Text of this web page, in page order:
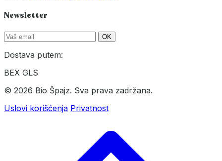
Newsletter
OK
Dostava putem:
BEX GLS
© 2026 Bio Špajz. Sva prava zadržana.
Uslovi korišćenja Privatnost